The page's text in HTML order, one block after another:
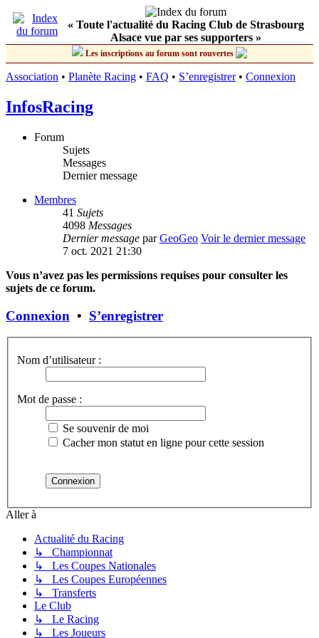
« Toute l'actualité du Racing Club de Strasbourg
Alsace vue par ses supporters »
Les inscriptions au forum sont rouvertes
Association • Planète Racing • FAQ • S’enregistrer• Connexion
InfosRacing
Forum
Sujets
Messages
Dernier message
Membres
41 Sujets
4098 Messages
Dernier message parGeoGeo Voir le dernier message
7 oct. 2021 21:30
Vous n’avez pas les permissions requises pour consulter les
sujets de ce forum.
Connexion • S’enregistrer
Nom d’utilisateur :
Mot de passe :
Se souvenir de moi
Cacher mon statut en ligne pour cette session
Aller à
Actualité du Racing
↳ Championnat
↳ Les Coupes Nationales
↳ Les Coupes Européennes
↳ Transferts
Le Club
↳ Le Racing
↳ Les Joueurs